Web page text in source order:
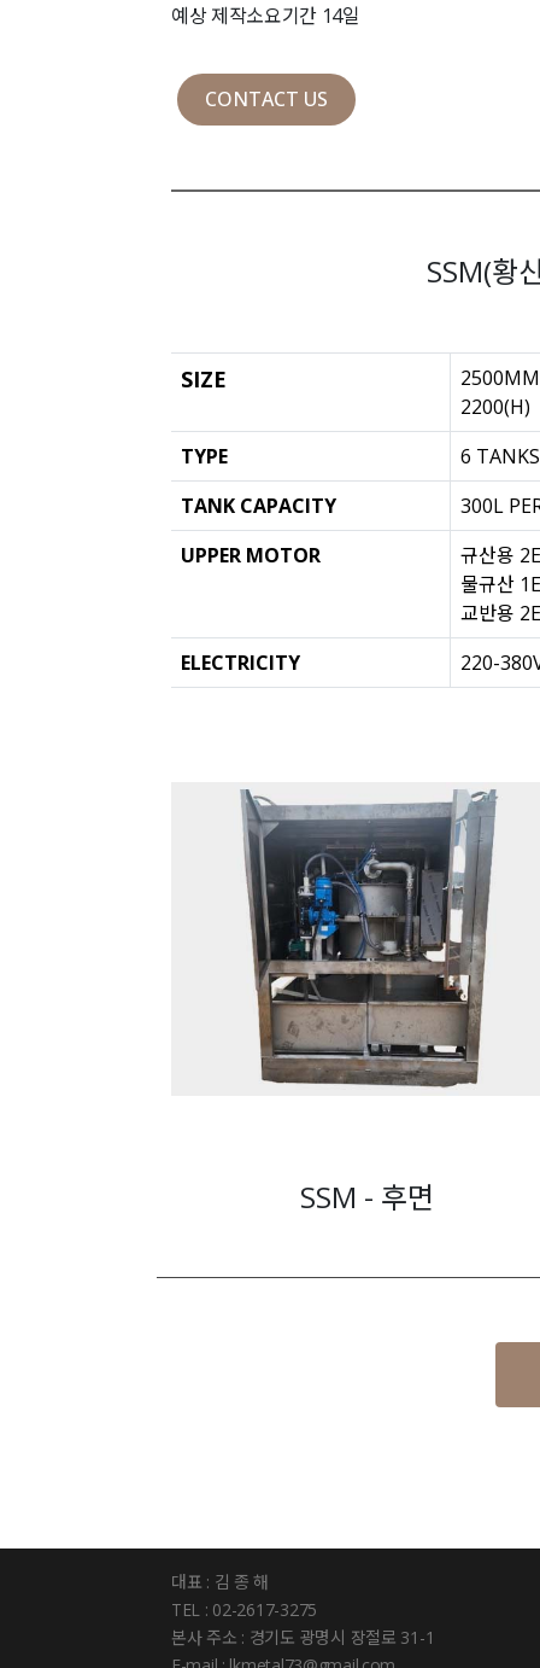
예상 제작소요기간 14일
CONTACT US
SSM(황
SIZE
2200(H)
TYPE
6
TANK CAPACITY
300L
UPPER MOTOR
규산용
물규산
교반용
ELECTRICITY
220-
SSM - 후면
대표 : 김 종 해
TEL : 02-2617-3275
본사 주소 : 경기도 광명시 장절로 31-1